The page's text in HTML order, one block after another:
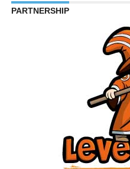
PARTNERSHIP